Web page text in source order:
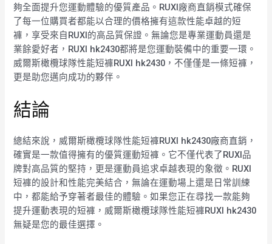
夠全面提升您運動體驗的優質產品。RUXI廠商直銷模式確保
了每一位購買者都能以合理的價格擁有這款性能卓越的短
褲，享受來自RUXI的高品質保證。無論您是專業運動員還是
業餘愛好者，RUXI hk2430都將是您運動裝備中的重要一環。
威爾斯橄欖球隊性能短褲RUXI hk2430，不僅僅是一條短褲，
更是助您邁向成功的夥伴。
結論
總結來說，威爾斯橄欖球隊性能短褲RUXI hk2430廠商直銷，
確實是一款值得擁有的優質運動短褲。它不僅代表了RUXI品
牌對高品質的堅持，更是運動員追求卓越表現的象徵。RUXI
短褲的設計和性能完美結合，無論在運動場上還是日常訓練
中，都能給予穿著者最佳的體驗。如果您正在尋找一款能夠
提升運動表現的短褲，威爾斯橄欖球隊性能短褲RUXI hk2430
無疑是您的最佳選擇。